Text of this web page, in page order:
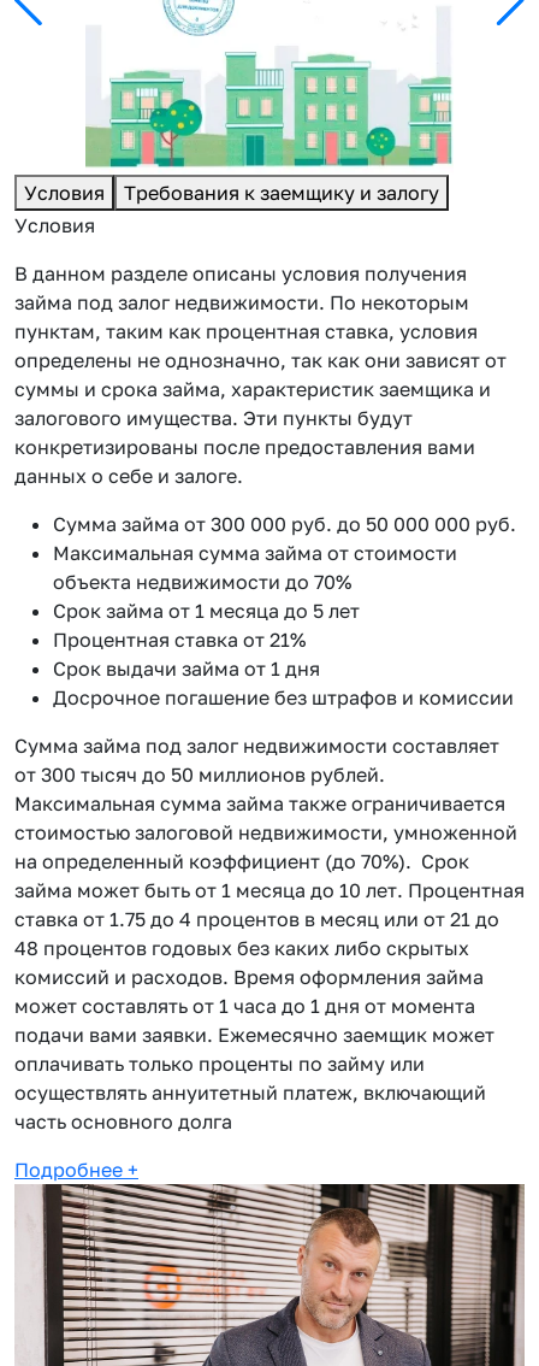
Условия
Требования к заемщику и залогу
Условия
В данном разделе описаны условия получения
займа под залог недвижимости. По некоторым
пунктам, таким как процентная ставка, условия
определены не однозначно, так как они зависят от
суммы и срока займа, характеристик заемщика и
залогового имущества. Эти пункты будут
конкретизированы после предоставления вами
данных о себе и залоге.
Сумма займа от 300 000 руб. до 50 000 000 руб.
Максимальная сумма займа от стоимости
объекта недвижимости до 70%
Срок займа от 1 месяца до 5 лет
Процентная ставка от 21%
Срок выдачи займа от 1 дня
Досрочное погашение без штрафов и комиссии
Сумма займа под залог недвижимости составляет
от 300 тысяч до 50 миллионов рублей.
Максимальная сумма займа также ограничивается
стоимостью залоговой недвижимости, умноженной
на определенный коэффициент (до 70%). Срок
займа может быть от 1 месяца до 10 лет. Процентная
ставка от 1.75 до 4 процентов в месяц или от 21 до
48 процентов годовых без каких либо скрытых
комиссий и расходов. Время оформления займа
может составлять от 1 часа до 1 дня от момента
подачи вами заявки. Ежемесячно заемщик может
оплачивать только проценты по займу или
осуществлять аннуитетный платеж, включающий
часть основного долга
Подробнее +